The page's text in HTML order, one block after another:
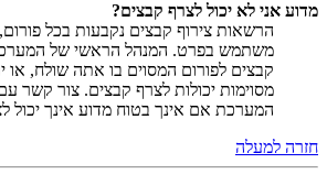
מדוע אני לא יכול לצרף קבצים?
הרשאות צירוף קבצים נקבעות בכל
משתמש בפרט. המנהל הראשי של
קבצים לפורום המסוים בו אתה שולח, או
מסוימות יכולות לצרף קבצים. צור קשר
המערכת אם אינך בטוח מדוע אינך יכול
חזרה למעלה